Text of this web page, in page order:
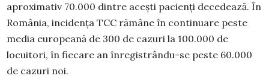
aproximativ 70.000 dintre acești pacienți decedează. În
România, incidența TCC rămâne în continuare peste
media europeană de 300 de cazuri la 100.000 de
locuitori, în fiecare an înregistrându-se peste 60.000
de cazuri noi.